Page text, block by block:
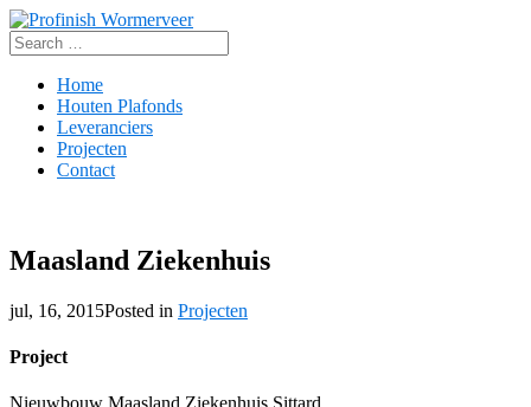
Search
for:
Home
Houten Plafonds
Leveranciers
Projecten
Contact
Maasland Ziekenhuis
jul, 16, 2015Posted in Projecten
Project